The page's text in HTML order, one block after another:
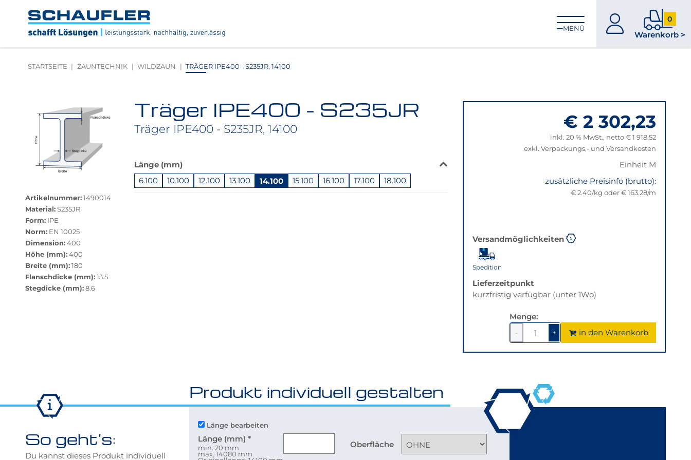
Hauptnavigation
Footernavigation
Logo
verlinkt
zur
MENÜ
zum
0
Warenkorb >
0
im
STARTSEITE ZAUNTECHNIK WILDZAUN TRÄGER IPE400 - S235JR, 14100
Produktbilder
überspringen
Artikelnummer:1490014
Material:S235JR
Form:IPE
Norm:EN 10025
Dimension:400
Höhe (mm):400
Breite (mm):180
Flanschdicke (mm):13.5
Stegdicke (mm):8.6
Träger IPE400 - S235JR
Träger IPE400 - S235JR, 14100
Das
Produkt
ist
in
Länge (mm)
6.100 10.100 12.100 13.100 14.100 15.100 16.100 17.100
18.100
€ 2 302,23
inkl. 20 % MwSt., netto € 1 918,52
exkl. Verpackungs,- und Versandkosten
Einheit M
zusätzliche Preisinfo (brutto):
€ 2.40/kg oder € 163.28/m
Versandmöglichkeiten
Spedition
Lieferzeitpunkt
kurzfristig verfügbar (unter 1Wo)
Menge:
-
1
um
1
+
1
um
1
in den Warenkorb
Produkt individuell gestalten
So geht's:
Du kannst dieses Produkt individuell
Länge bearbeiten
Länge (mm)*
min. 20 mm
max. 14080 mm
Oberfläche